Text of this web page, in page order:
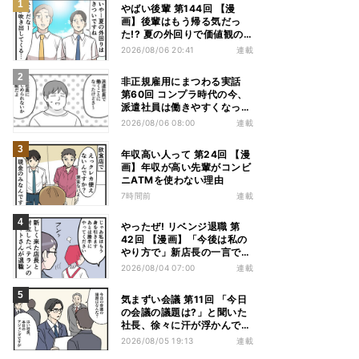
やばい後輩 第144回 【漫
画】後輩はもう帰る気だっ
た!? 夏の外回りで価値観の
違いを実感
2026/08/06 20:41 連載
非正規雇用にまつわる実話
第60回 コンプラ時代の今、
派遣社員は働きやすくなっ
た?
2026/08/06 08:00 連載
年収高い人って 第24回 【漫
画】年収が高い先輩がコンビ
ニATMを使わない理由
7時間前 連載
やったぜ! リベンジ退職 第
42回 【漫画】「今後は私の
やり方で」新店長の一言でベ
テラン退職→崩壊した現場
2026/08/04 07:00 連載
気まずい会議 第11回 「今日
の会議の議題は?」と聞いた
社長、徐々に汗が浮かんでき
た
2026/08/05 19:13 連載